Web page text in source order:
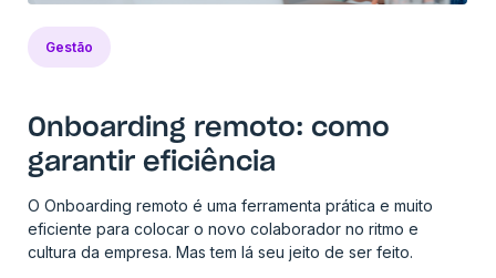
Gestão
Onboarding remoto: como
garantir eficiência
O Onboarding remoto é uma ferramenta prática e muito
eficiente para colocar o novo colaborador no ritmo e
cultura da empresa. Mas tem lá seu jeito de ser feito.